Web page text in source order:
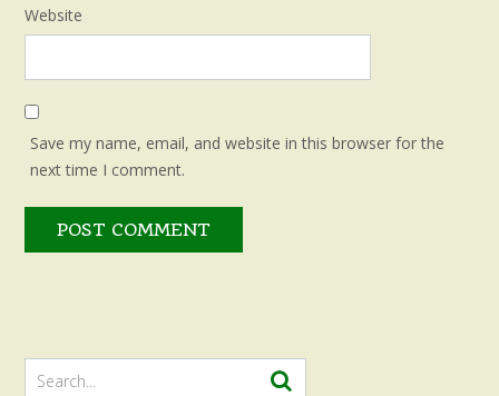
Website
Save my name, email, and website in this browser for the
next time I comment.